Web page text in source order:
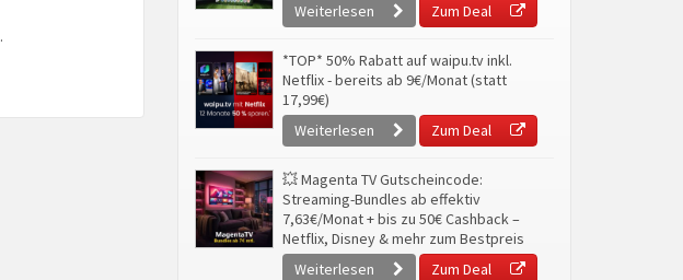
.
Weiterlesen
Zum Deal
*TOP* 50% Rabatt auf waipu.tv inkl.
Netflix - bereits ab 9€/Monat (statt
17,99€)
Weiterlesen
Zum Deal
💥 Magenta TV Gutscheincode:
Streaming-Bundles ab effektiv
7,63€/Monat + bis zu 50€ Cashback –
Netflix, Disney & mehr zum Bestpreis
Weiterlesen
Zum Deal